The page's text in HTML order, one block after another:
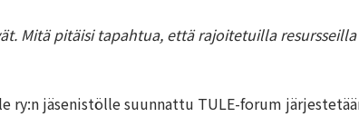
Mitä pitäisi tapahtua, että rajoitetuilla resursseilla
jäsenistölle suunnattu TULE-forum